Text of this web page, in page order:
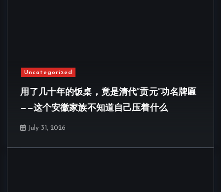
Uncategorized
用了几十年的饭桌，竟是清代”贡元”功名牌匾
——这个安徽家族不知道自己压着什么
July 31, 2026